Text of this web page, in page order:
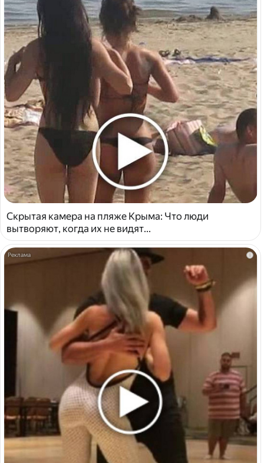
Скрытая камера на пляже Крыма: Что люди
вытворяют, когда их не видят...
i